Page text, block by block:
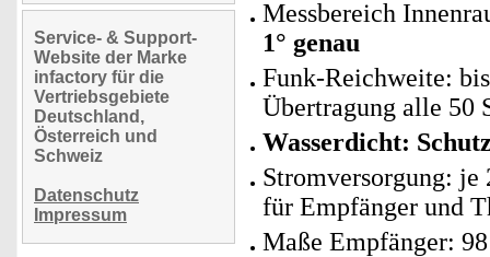
Service- & Support-
Website der Marke
infactory für die
Vertriebsgebiete
Deutschland,
Österreich und
Schweiz
Datenschutz
Impressum
Messbereich
1° genau
Funk-Reichweite:
Übertragung alle 50
Wasserdicht:
Stromversorgung:
für Empfänger und
Maße Empfänger: